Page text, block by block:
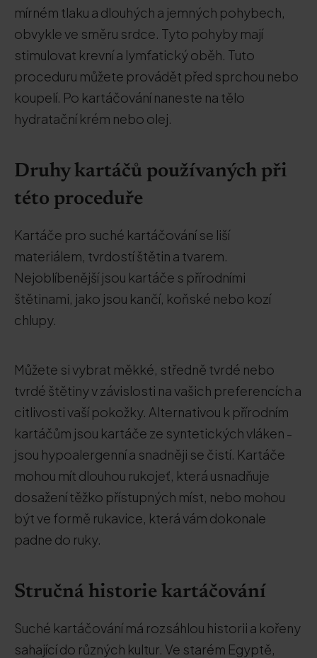
mírném tlaku a dlouhých a jemných pohybech,
obvykle ve směru srdce. Tyto pohyby mají
stimulovat krevní a lymfatický oběh. Tuto
proceduru můžete provádět před sprchou nebo
koupelí. Po kartáčování naneste na tělo
hydratační krém nebo olej.
Druhy kartáčů používaných při
této proceduře
Kartáče pro suché kartáčování se liší
materiálem, tvrdostí štětin a tvarem.
Nejoblíbenější jsou kartáče s přírodními
štětinami, jako jsou kančí, koňské nebo kozí
chlupy.
Můžete si vybrat měkké, středně tvrdé nebo
tvrdé štětiny v závislosti na vašich preferencích a
citlivosti vaší pokožky. Alternativou k přírodním
kartáčům jsou kartáče ze syntetických vláken -
jsou hypoalergenní a snadněji se čistí. Kartáče
mohou mít dlouhou rukojeť, která usnadňuje
dosažení těžko přístupných míst, nebo mohou
být ve formě rukavice, která vám dokonale
padne do ruky.
Stručná historie kartáčování
Suché kartáčování má rozsáhlou historii a kořeny
sahající do různých kultur. Ve starém Egyptě,